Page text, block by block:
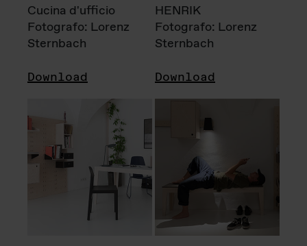
Cucina d'ufficio
Fotografo: Lorenz
Sternbach
Download
HENRIK
Fotografo: Lorenz
Sternbach
Download